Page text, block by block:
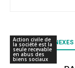
ARTICLES CONNEXES
Action civile de
la société est la
seule recevable
en abus des
biens sociaux